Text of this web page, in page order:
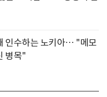
인수하는 노키아… "메모
병목"